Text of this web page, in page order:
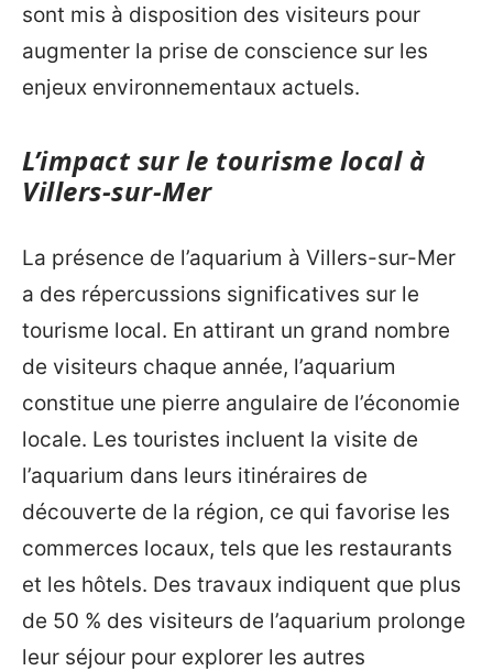
sont mis à disposition des visiteurs pour
augmenter la prise de conscience sur les
enjeux environnementaux actuels.
L’impact sur le tourisme local à
Villers-sur-Mer
La présence de l’aquarium à Villers-sur-Mer
a des répercussions significatives sur le
tourisme local. En attirant un grand nombre
de visiteurs chaque année, l’aquarium
constitue une pierre angulaire de l’économie
locale. Les touristes incluent la visite de
l’aquarium dans leurs itinéraires de
découverte de la région, ce qui favorise les
commerces locaux, tels que les restaurants
et les hôtels. Des travaux indiquent que plus
de 50 % des visiteurs de l’aquarium prolonge
leur séjour pour explorer les autres